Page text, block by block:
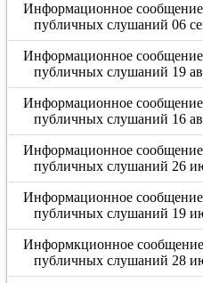
Информационное
публичных слушаний 06
Информационное
публичных слушаний 19
Информационное
публичных слушаний 16
Информационное
публичных слушаний 26
Информационное
публичных слушаний 19
Информкционное
публичных слушаний 28